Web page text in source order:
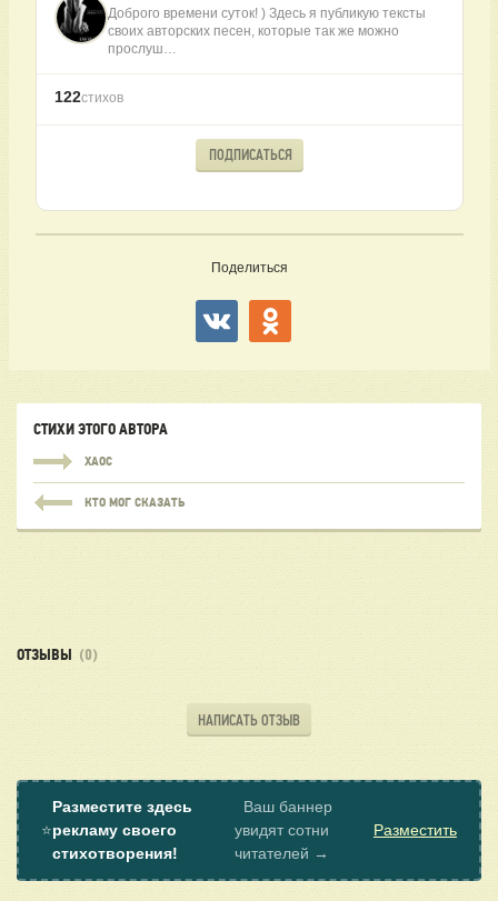
Доброго времени суток! ) Здесь я публикую тексты
своих авторских песен, которые так же можно
прослуш…
122стихов
ПОДПИСАТЬСЯ
Поделиться
СТИХИ ЭТОГО АВТОРА
ХАОС
КТО МОГ СКАЗАТЬ
ОТЗЫВЫ (0)
НАПИСАТЬ ОТЗЫВ
⭐
Разместите здесь
рекламу своего
стихотворения!
Ваш баннер
увидят сотни
читателей →
Разместить